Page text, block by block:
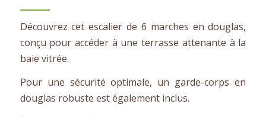
Découvrez cet escalier de 6 marches en douglas,
conçu pour accéder à une terrasse attenante à la
baie vitrée.
Pour une sécurité optimale, un garde-corps en
douglas robuste est également inclus.